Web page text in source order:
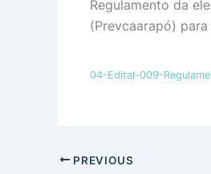
Regulamento da
(Prevcaarapó)
04-Edital-009-
PREVIOUS